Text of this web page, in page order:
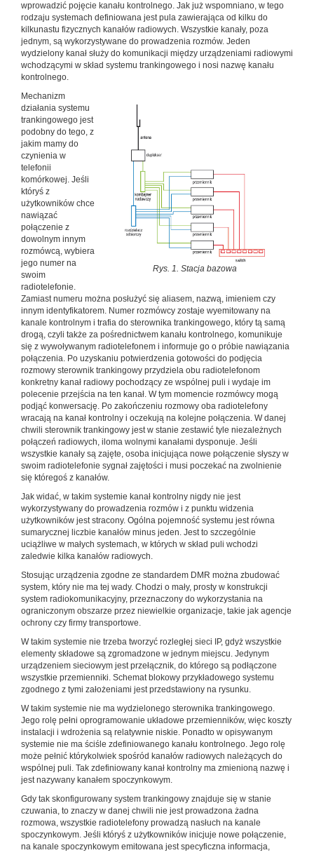
wprowadzić pojęcie kanału kontrolnego. Jak już wspomniano, w tego
rodzaju systemach definiowana jest pula zawierająca od kilku do
kilkunastu fizycznych kanałów radiowych. Wszystkie kanały, poza
jednym, są wykorzystywane do prowadzenia rozmów. Jeden
wydzielony kanał służy do komunikacji między urządzeniami radiowymi
wchodzącymi w skład systemu trankingowego i nosi nazwę kanału
kontrolnego.
Rys. 1. Stacja bazowa
Mechanizm
działania systemu
trankingowego jest
podobny do tego, z
jakim mamy do
czynienia w
telefonii
komórkowej. Jeśli
któryś z
użytkowników chce
nawiązać
połączenie z
dowolnym innym
rozmówcą, wybiera
jego numer na
swoim
radiotelefonie.
Zamiast numeru można posłużyć się aliasem, nazwą, imieniem czy
innym identyfikatorem. Numer rozmówcy zostaje wyemitowany na
kanale kontrolnym i trafia do sterownika trankingowego, który tą samą
drogą, czyli także za pośrednictwem kanału kontrolnego, komunikuje
się z wywoływanym radiotelefonem i informuje go o próbie nawiązania
połączenia. Po uzyskaniu potwierdzenia gotowości do podjęcia
rozmowy sterownik trankingowy przydziela obu radiotelefonom
konkretny kanał radiowy pochodzący ze wspólnej puli i wydaje im
polecenie przejścia na ten kanał. W tym momencie rozmówcy mogą
podjąć konwersację. Po zakończeniu rozmowy oba radiotelefony
wracają na kanał kontrolny i oczekują na kolejne połączenia. W danej
chwili sterownik trankingowy jest w stanie zestawić tyle niezależnych
połączeń radiowych, iloma wolnymi kanałami dysponuje. Jeśli
wszystkie kanały są zajęte, osoba inicjująca nowe połączenie słyszy w
swoim radiotelefonie sygnał zajętości i musi poczekać na zwolnienie
się któregoś z kanałów.
Jak widać, w takim systemie kanał kontrolny nigdy nie jest
wykorzystywany do prowadzenia rozmów i z punktu widzenia
użytkowników jest stracony. Ogólna pojemność systemu jest równa
sumarycznej liczbie kanałów minus jeden. Jest to szczególnie
uciążliwe w małych systemach, w których w skład puli wchodzi
zaledwie kilka kanałów radiowych.
Stosując urządzenia zgodne ze standardem DMR można zbudować
system, który nie ma tej wady. Chodzi o mały, prosty w konstrukcji
system radiokomunikacyjny, przeznaczony do wykorzystania na
ograniczonym obszarze przez niewielkie organizacje, takie jak agencje
ochrony czy firmy transportowe.
W takim systemie nie trzeba tworzyć rozległej sieci IP, gdyż wszystkie
elementy składowe są zgromadzone w jednym miejscu. Jedynym
urządzeniem sieciowym jest przełącznik, do którego są podłączone
wszystkie przemienniki. Schemat blokowy przykładowego systemu
zgodnego z tymi założeniami jest przedstawiony na rysunku.
W takim systemie nie ma wydzielonego sterownika trankingowego.
Jego rolę pełni oprogramowanie układowe przemienników, więc koszty
instalacji i wdrożenia są relatywnie niskie. Ponadto w opisywanym
systemie nie ma ściśle zdefiniowanego kanału kontrolnego. Jego rolę
może pełnić którykolwiek spośród kanałów radiowych należących do
wspólnej puli. Tak zdefiniowany kanał kontrolny ma zmienioną nazwę i
jest nazywany kanałem spoczynkowym.
Gdy tak skonfigurowany system trankingowy znajduje się w stanie
czuwania, to znaczy w danej chwili nie jest prowadzona żadna
rozmowa, wszystkie radiotelefony prowadzą nasłuch na kanale
spoczynkowym. Jeśli któryś z użytkowników inicjuje nowe połączenie,
na kanale spoczynkowym emitowana jest specyficzna informacja,